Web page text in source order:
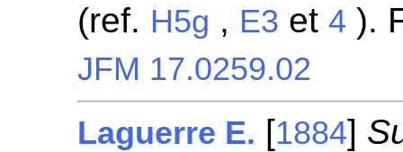
(ref. H5g , E3 et4 ).
JFM 17.0259.02
Laguerre E. [1884]